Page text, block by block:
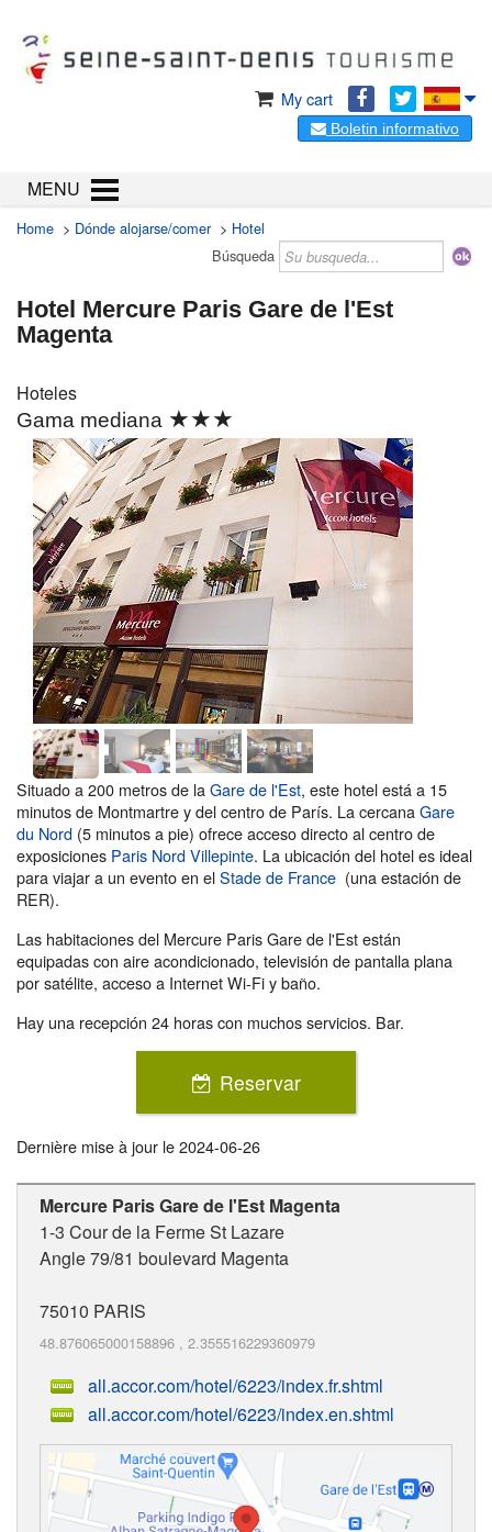
My cart
Boletin informativo
MENU
Home > Dónde alojarse/comer> Hotel
Búsqueda
Hotel Mercure Paris Gare de l'Est
Magenta
Hoteles
Gama mediana ★★★
Situado a 200 metros de laGare de l'Est, este hotel está a 15
minutos de Montmartre y del centro de París. La cercanaGare
du Nord (5 minutos a pie) ofrece acceso directo al centro de
exposiciones Paris Nord Villepinte. La ubicación del hotel es ideal
para viajar a un evento en elStade de France (una estación de
RER).
Las habitaciones del Mercure Paris Gare de l'Est están
equipadas con aire acondicionado, televisión de pantalla plana
por satélite, acceso a Internet Wi-Fi y baño.
Hay una recepción 24 horas con muchos servicios. Bar.
Reservar
Dernière mise à jour le2024-06-26
Mercure Paris Gare de l'Est Magenta
1-3 Cour de la Ferme St Lazare
Angle 79/81 boulevard Magenta
75010 PARIS
48.876065000158896 , 2.355516229360979
all.accor.com/hotel/6223/index.fr.shtml
all.accor.com/hotel/6223/index.en.shtml